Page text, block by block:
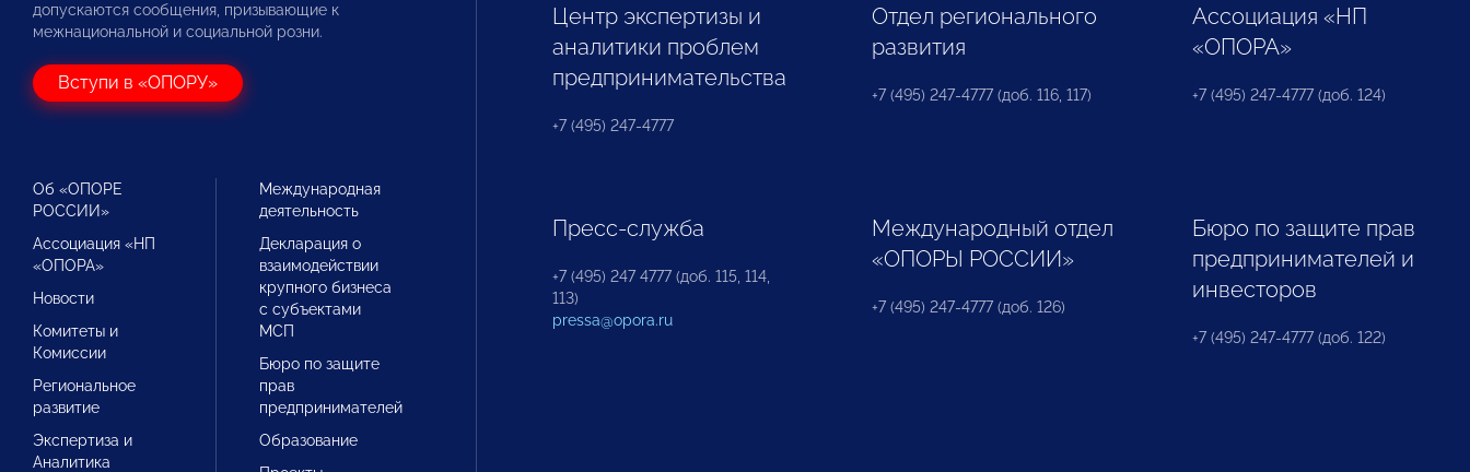
допускаются сообщения, призывающие к
межнациональной и социальной розни.
Вступи в «ОПОРУ»
Об «ОПОРЕ
РОССИИ»
Ассоциация «НП
«ОПОРА»
Новости
Комитеты и
Комиссии
Региональное
развитие
Экспертиза и
Аналитика
Международная
деятельность
Декларация о
взаимодействии
крупного бизнеса
с субъектами
МСП
Бюро по защите
прав
предпринимателей
Образование
Центр экспертизы и
аналитики проблем
предпринимательства
+7 (495) 247-4777
Отдел регионального
развития
+7 (495) 247-4777 (доб. 116, 117)
Ассоциация «НП
«ОПОРА»
+7 (495) 247-4777 (доб. 124)
Пресс-служба
+7 (495) 247 4777 (доб. 115, 114,
113)
pressa@opora.ru
Международный отдел
«ОПОРЫ РОССИИ»
+7 (495) 247-4777 (доб. 126)
Бюро по защите прав
предпринимателей и
инвесторов
+7 (495) 247-4777 (доб. 122)